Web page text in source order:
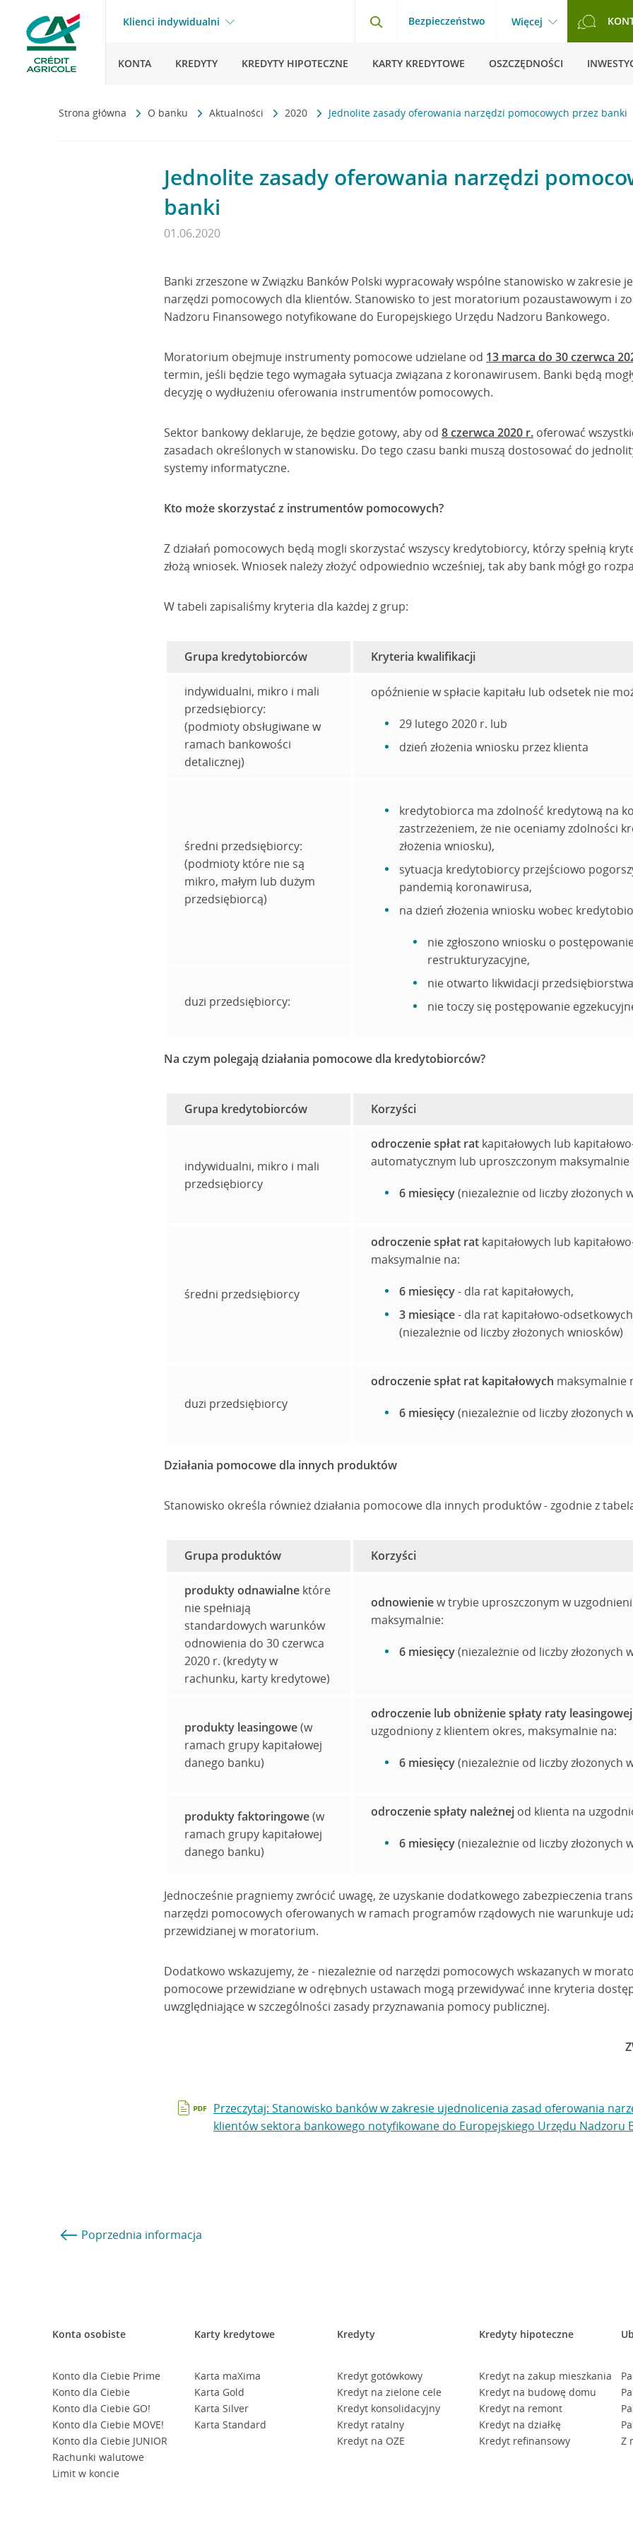
Klienci indywidualni Bezpieczeństwo Więcej
KONTA KREDYTY KREDYTY HIPOTECZNE KARTY KREDYTOWE OSZCZĘDNOŚCI
Strona główna O banku Aktualności 2020 Jednolite zasady oferowania narzędzi pomocowych przez banki
Jednolite zasady oferowania narzędzi
banki
01.06.2020
Banki zrzeszone w Związku Banków Polski wypracowały wspólne stanowisko w zakresie
narzędzi pomocowych dla klientów. Stanowisko to jest moratorium pozaustawowym i
Nadzoru Finansowego notyfikowane do Europejskiego Urzędu Nadzoru Bankowego.
Moratorium obejmuje instrumenty pomocowe udzielane od 13 marca do 30 czerwca
termin, jeśli będzie tego wymagała sytuacja związana z koronawirusem. Banki będą
decyzję o wydłużeniu oferowania instrumentów pomocowych.
Sektor bankowy deklaruje, że będzie gotowy, aby od 8 czerwca 2020 r. oferować
zasadach określonych w stanowisku. Do tego czasu banki muszą dostosować do
systemy informatyczne.
Kto może skorzystać z instrumentów pomocowych?
Z działań pomocowych będą mogli skorzystać wszyscy kredytobiorcy, którzy spełnią
złożą wniosek. Wniosek należy złożyć odpowiednio wcześniej, tak aby bank mógł go
W tabeli zapisaliśmy kryteria dla każdej z grup:
Grupa kredytobiorców Kryteria kwalifikacji
indywidualni, mikro i mali
przedsiębiorcy:
(podmioty obsługiwane w
ramach bankowości
detalicznej)
opóźnienie w spłacie kapitału lub odsetek nie
29 lutego 2020 r. lub
dzień złożenia wniosku przez klienta
średni przedsiębiorcy:
(podmioty które nie są
mikro, małym lub dużym
przedsiębiorcą)
kredytobiorca ma zdolność kredytową na
zastrzeżeniem, że nie oceniamy zdolności
złożenia wniosku),
sytuacja kredytobiorcy przejściowo
pandemią koronawirusa,
na dzień złożenia wniosku wobec
nie zgłoszono wniosku o
restrukturyzacyjne,
nie otwarto likwidacji
nie toczy się postępowanie
duzi przedsiębiorcy:
Na czym polegają działania pomocowe dla kredytobiorców?
Grupa kredytobiorców Korzyści
indywidualni, mikro i mali
przedsiębiorcy
odroczenie spłat rat kapitałowych lub
automatycznym lub uproszczonym maksymalnie
6 miesięcy(niezależnie od liczby złożonych
średni przedsiębiorcy
odroczenie spłat rat kapitałowych lub
maksymalnie na:
6 miesięcy- dla rat kapitałowych,
3 miesiące- dla rat kapitałowo-odsetkowych
(niezależnie od liczby złożonych wniosków)
duzi przedsiębiorcy
odroczenie spłat rat kapitałowych maksymalnie
6 miesięcy(niezależnie od liczby złożonych
Działania pomocowe dla innych produktów
Stanowisko określa również działania pomocowe dla innych produktów - zgodnie z
Grupa produktów Korzyści
produkty odnawialne które
nie spełniają
standardowych warunków
odnowienia do 30 czerwca
2020 r. (kredyty w
rachunku, karty kredytowe)
odnowieniew trybie uproszczonym w
maksymalnie:
6 miesięcy(niezależnie od liczby złożonych
produkty leasingowe(w
ramach grupy kapitałowej
danego banku)
odroczenie lub obniżenie spłaty raty
uzgodniony z klientem okres, maksymalnie na:
6 miesięcy(niezależnie od liczby złożonych
produkty faktoringowe(w
ramach grupy kapitałowej
danego banku)
odroczenie spłaty należnej od klienta na
6 miesięcy(niezależnie od liczby złożonych
Jednocześnie pragniemy zwrócić uwagę, że uzyskanie dodatkowego zabezpieczenia
narzędzi pomocowych oferowanych w ramach programów rządowych nie warunkuje
przewidzianej w moratorium.
Dodatkowo wskazujemy, że - niezależnie od narzędzi pomocowych wskazanych w
pomocowe przewidziane w odrębnych ustawach mogą przewidywać inne kryteria
uwzględniające w szczególności zasady przyznawania pomocy publicznej.
Przeczytaj: Stanowisko banków w zakresie ujednolicenia zasad oferowania
klientów sektora bankowego notyfikowane do Europejskiego Urzędu Nadzoru
Poprzednia informacja
Konta osobiste
Konto dla Ciebie Prime
Konto dla Ciebie
Konto dla Ciebie GO!
Konto dla Ciebie MOVE!
Konto dla Ciebie JUNIOR
Rachunki walutowe
Limit w koncie
Karty kredytowe
Karta maXima
Karta Gold
Karta Silver
Karta Standard
Kredyty
Kredyt gotówkowy
Kredyt na zielone cele
Kredyt konsolidacyjny
Kredyt ratalny
Kredyt na OZE
Kredyty hipoteczne
Kredyt na zakup mieszkania
Kredyt na budowę domu
Kredyt na remont
Kredyt na działkę
Kredyt refinansowy
Z